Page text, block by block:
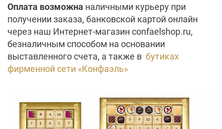
Оплата возможна наличными курьеру при
получении заказа, банковской картой онлайн
через наш Интернет-магазин confaelshop.ru,
безналичным способом на основании
выставленного счета, а также в бутиках
фирменной сети «Конфаэль»